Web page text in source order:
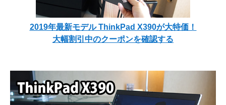
2019年最新モデル ThinkPad X390が大特価！
大幅割引中のクーポンを確認する